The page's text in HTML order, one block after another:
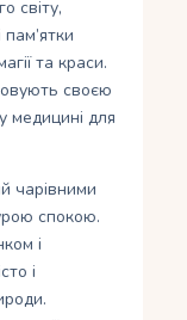
світу,
та краси.
своєю
медицині для
чарівними
спокою.
і
і